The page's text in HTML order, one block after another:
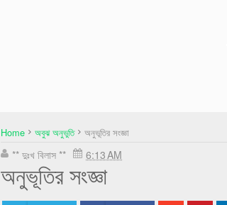
Home অবুঝ অনুভুতি অনুভূতির সংজ্ঞা
** দুঃখ বিলাস ** 6:13 AM
অনুভূতির সংজ্ঞা